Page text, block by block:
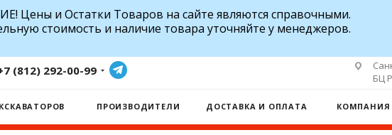
Цены и Остатки Товаров на сайте являются справочными.
стоимость и наличие товара уточняйте у менеджеров.
(812) 292-00-99
БЦ
ПРОИЗВОДИТЕЛИ ДОСТАВКА И ОПЛАТА КОМПАНИЯ